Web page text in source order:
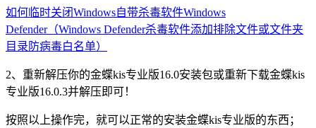
如何临时关闭Windows自带杀毒软件Windows
Defender（Windows Defender杀毒软件添加排除文件或文件夹
目录防病毒白名单）
2、重新解压你的金蝶kis专业版16.0安装包或重新下载金蝶kis
专业版16.0.3并解压即可！
按照以上操作完，就可以正常的安装金蝶kis专业版的东西；